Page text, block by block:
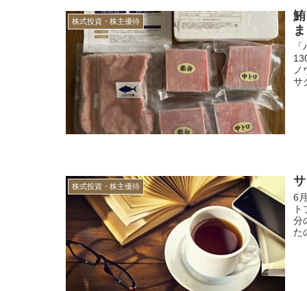
株式投資・株主優待
ノ
サ
株式投資・株主優待
6
分
た